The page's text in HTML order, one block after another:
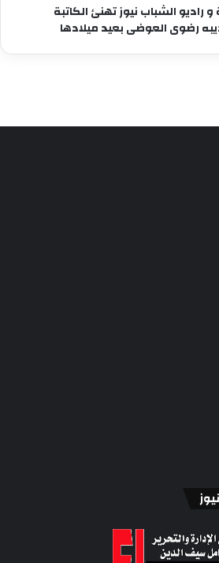
و راديو الشباب نيوز تهنئ الكاتبة
رضوى العوضى بعيد ميلادها